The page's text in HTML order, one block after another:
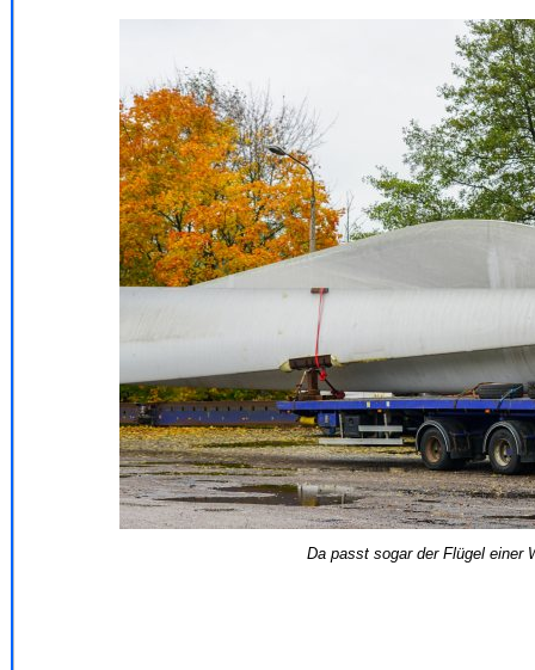
Da passt sogar der Flügel einer